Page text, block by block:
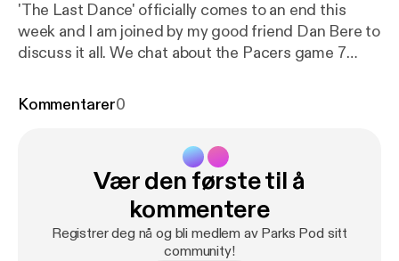
'The Last Dance' officially comes to an end this
week and I am joined by my good friend Dan Bere to
discuss it all. We chat about the Pacers game 7
performance, and a look back at our favorite
Kommentarer0
Vær den første til å
kommentere
Registrer deg nå og bli medlem av Parks Pod sitt
community!